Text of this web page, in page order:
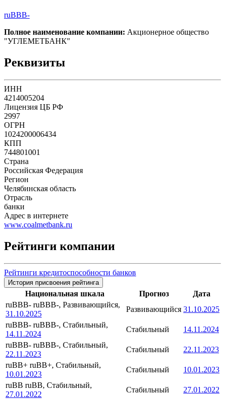
ruBBB-
Полное наименование компании: Акционерное общество
"УГЛЕМЕТБАНК"
Реквизиты
ИНН
4214005204
Лицензия ЦБ РФ
2997
ОГРН
1024200006434
КПП
744801001
Страна
Российская Федерация
Регион
Челябинская область
Отрасль
банки
Адрес в интернете
www.coalmetbank.ru
Рейтинги компании
Рейтинги кредитоспособности банков
История присвоения рейтинга
Национальная шкала Прогноз
Дата
ruBBB- ruBBB-, Развивающийся,
31.10.2025
Развивающийся 31.10.2025
ruBBB- ruBBB-, Стабильный,
14.11.2024
Стабильный
14.11.2024
ruBBB- ruBBB-, Стабильный,
22.11.2023
Стабильный
22.11.2023
ruBB+ ruBB+, Стабильный,
10.01.2023
Стабильный
10.01.2023
ruBB ruBB, Стабильный,
27.01.2022
Стабильный
27.01.2022